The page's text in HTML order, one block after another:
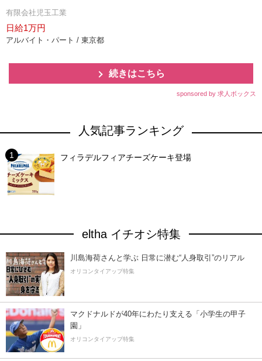
有限会社児玉工業
日給1万円
アルバイト・パート / 東京都
続きはこちら
sponsored by 求人ボックス
人気記事ランキング
フィラデルフィアチーズケーキ登場
eltha イチオシ特集
川島海荷さんと学ぶ 日常に潜む“人身取引”のリアル
オリコンタイアップ特集
マクドナルドが40年にわたり支える「小学生の甲子
園」
オリコンタイアップ特集